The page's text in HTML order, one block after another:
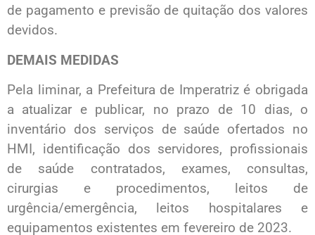
de pagamento e previsão de quitação dos valores
devidos.
DEMAIS MEDIDAS
Pela liminar, a Prefeitura de Imperatriz é obrigada
a atualizar e publicar, no prazo de 10 dias, o
inventário dos serviços de saúde ofertados no
HMI, identificação dos servidores, profissionais
de saúde contratados, exames, consultas,
cirurgias e procedimentos, leitos de
urgência/emergência, leitos hospitalares e
equipamentos existentes em fevereiro de 2023.